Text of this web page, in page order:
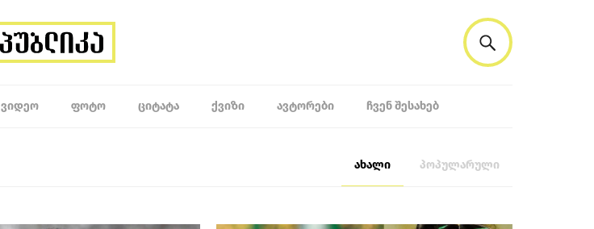
ᲕᲘᲓᲔᲝ ᲤᲝᲢᲝ ᲪᲘᲢᲐᲢᲐ ᲥᲕᲘᲖᲘ ᲐᲕᲢᲝᲠᲔᲑᲘ ᲩᲕᲔᲜ ᲨᲔᲡᲐᲮᲔᲑ
ახალი პოპულარული